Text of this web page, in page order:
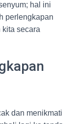
hal ini
perlengkapan
secara
dan menikmati